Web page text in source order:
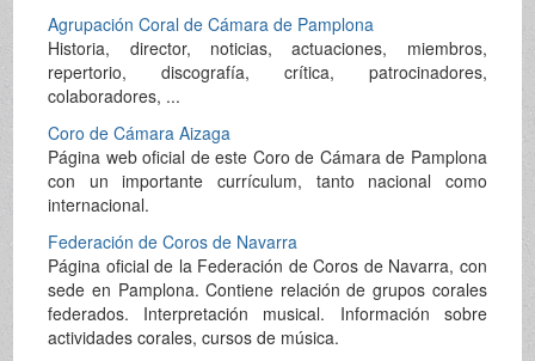
Agrupación Coral de Cámara de Pamplona
Historia, director, noticias, actuaciones, miembros,
repertorio, discografía, crítica, patrocinadores,
colaboradores, ...
Coro de Cámara Aizaga
Página web oficial de este Coro de Cámara de Pamplona
con un importante currículum, tanto nacional como
internacional.
Federación de Coros de Navarra
Página oficial de la Federación de Coros de Navarra, con
sede en Pamplona. Contiene relación de grupos corales
federados. Interpretación musical. Información sobre
actividades corales, cursos de música.